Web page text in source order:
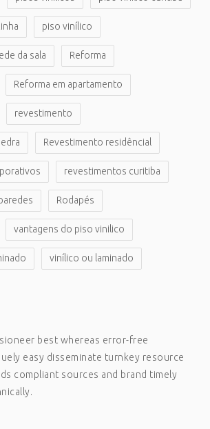
piso vinílico
da sala Reforma
Reforma em apartamento
revestimento
Revestimento residêncial
revestimentos curitiba
Rodapés
vantagens do piso vinilico
vinílico ou laminado
best whereas error-free
easy disseminate turnkey resource
compliant sources and brand timely